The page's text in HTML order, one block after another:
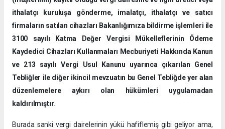
ithalatçı kuruluşa gönderme, imalatçı, ithalatçı ve satıcı
firmaların satılan cihazları Bakanlığımıza bildirme işlemleri ile
3100 sayılı Katma Değer Vergisi Mükelleflerinin Ödeme
Kaydedici Cihazları Kullanmaları Mecburiyeti Hakkında Kanun
ve 213 sayılı Vergi Usul Kanunu uyarınca çıkarılan Genel
Tebliğler ile diğer ikincil mevzuatın bu Genel Tebliğde yer alan
düzenlemelere aykırı olan hükümleri uygulamadan
kaldırılmıştır
Burada sanki vergi dairelerinin yükü hafiflemiş gibi geliyor ama,